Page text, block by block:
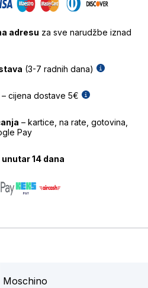
adresu za sve narudžbe iznad
(3-7 radnih dana)
– cijena dostave 5€
– kartice, na rate, gotovina,
Pay
14 dana
Moschino